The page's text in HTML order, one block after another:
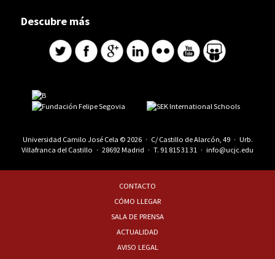
Descubre más
Universidad Camilo José Cela © 2026 · C/ Castillo de Alarcón, 49 · Urb.
Villafranca del Castillo · 28692 Madrid · T. 91 815 31 31 · info@ucjc.edu
CONTACTO
CÓMO LLEGAR
SALA DE PRENSA
ACTUALIDAD
AVISO LEGAL